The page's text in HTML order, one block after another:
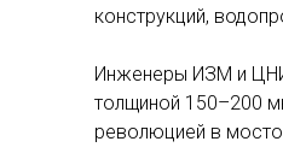
конструкций,
Инженеры ИЗМ и
толщиной 150–200
революцией в